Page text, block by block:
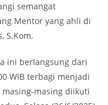
semangat
Mentor yang ahli di
S.Kom.
ini berlangsung dari
WIB terbagi menjadi
masing diikuti